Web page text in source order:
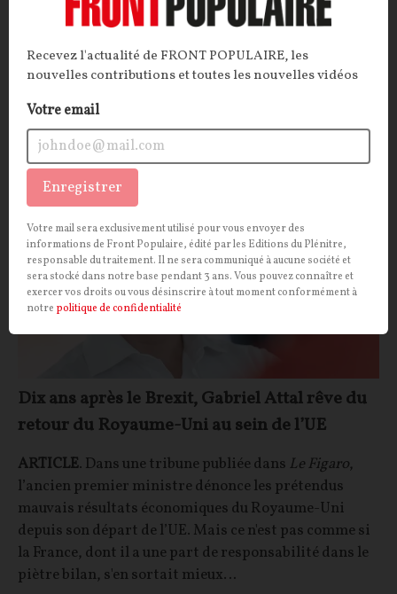
rengaine : l’important ne serait pas de s’adapter aux
conséquences du réchauffement climatique, mais de
lutter contre. Mais est-ce seulement possible ?
POLITIQUEMACRONIE
Dix ans après le Brexit, Gabriel Attal rêve du
retour du Royaume-Uni au sein de l’UE
ARTICLE. Dans une tribune publiée dans Le Figaro,
l’ancien premier ministre dénonce les prétendus
mauvais résultats économiques du Royaume-Uni
depuis son départ de l’UE. Mais ce n'est pas comme si
la France, dont il a une part de responsabilité dans le
piètre bilan, s'en sortait mieux…
Recevez l'actualité de FRONT POPULAIRE, les
nouvelles contributions et toutes les nouvelles vidéos
Votre email
Enregistrer
Votre mail sera exclusivement utilisé pour vous envoyer des
informations de Front Populaire, édité par les Editions du Plénitre,
responsable du traitement. Il ne sera communiqué à aucune société et
sera stocké dans notre base pendant 3 ans. Vous pouvez connaître et
exercer vos droits ou vous désinscrire à tout moment conformément à
notre politique de confidentialité